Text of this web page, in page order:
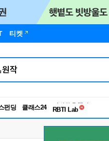
티켓
펀딩 클래스24
RBTI Lab
독서유형검사